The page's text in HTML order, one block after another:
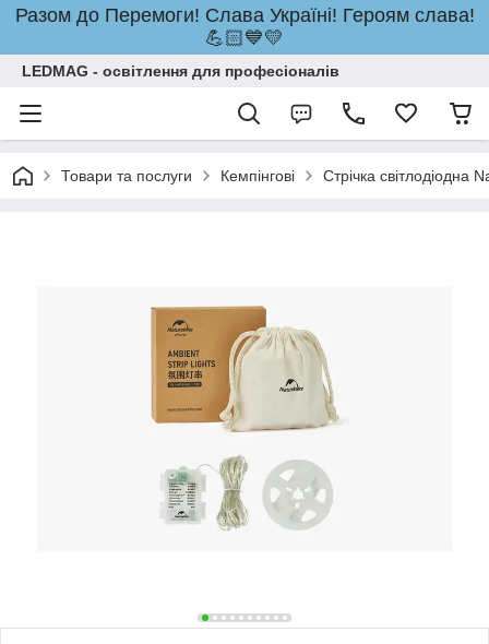
Разом до Перемоги! Слава Україні! Героям слава!
💪🏻💙💛
LEDMAG - освітлення для професіоналів
Товари та послуги Кемпінгові Стрічка світлодіодна